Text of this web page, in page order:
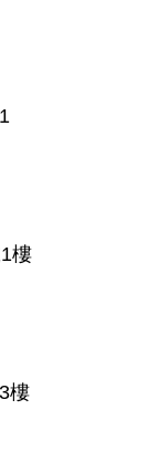
樓
樓